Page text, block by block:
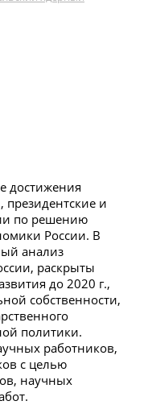
достижения
президентские и
по решению
России. В
анализ
раскрыты
до 2020 г.,
собственности,
политики.
работников,
с целью
научных